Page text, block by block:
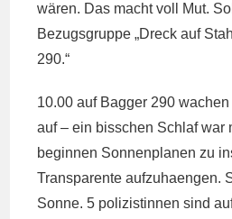
wären. Das macht voll Mut.
Bezugsgruppe „Dreck auf
290.“
10.00 auf Bagger 290
auf – ein bisschen Schlaf war
beginnen Sonnenplanen zu
Transparente aufzuhaengen.
Sonne. 5 polizistinnen sind